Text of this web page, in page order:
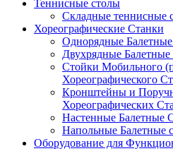
Теннисные столы
Складные теннисные
Хореографические Станки
Однорядные
Двухрядные
Стойки Мобильного
Хореографического
Кронштейны и
Хореографических
Настенные Балетные
Напольные Балетные
Оборудование для